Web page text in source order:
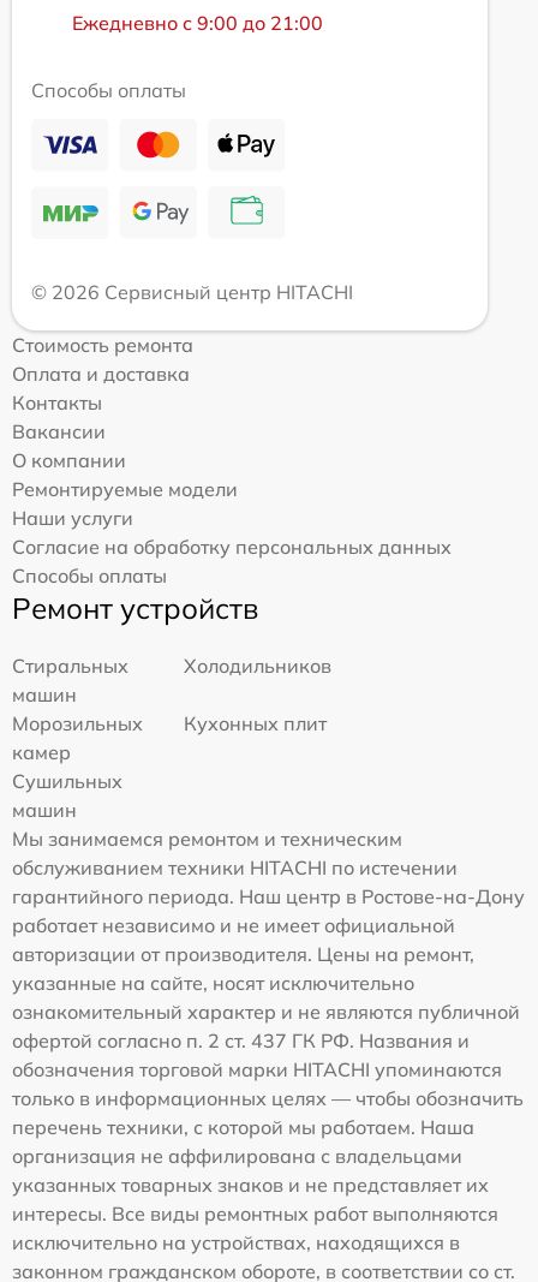
Ежедневно с 9:00 до 21:00
Способы оплаты
© 2026 Сервисный центр HITACHI
Стоимость ремонта
Оплата и доставка
Контакты
Вакансии
О компании
Ремонтируемые модели
Наши услуги
Согласие на обработку персональных данных
Способы оплаты
Ремонт устройств
Стиральных
машин
Холодильников
Морозильных
камер
Кухонных плит
Сушильных
машин
Мы занимаемся ремонтом и техническим
обслуживанием техники HITACHI по истечении
гарантийного периода. Наш центр в Ростове-на-Дону
работает независимо и не имеет официальной
авторизации от производителя. Цены на ремонт,
указанные на сайте, носят исключительно
ознакомительный характер и не являются публичной
офертой согласно п. 2 ст. 437 ГК РФ. Названия и
обозначения торговой марки HITACHI упоминаются
только в информационных целях — чтобы обозначить
перечень техники, с которой мы работаем. Наша
организация не аффилирована с владельцами
указанных товарных знаков и не представляет их
интересы. Все виды ремонтных работ выполняются
исключительно на устройствах, находящихся в
законном гражданском обороте, в соответствии со ст.